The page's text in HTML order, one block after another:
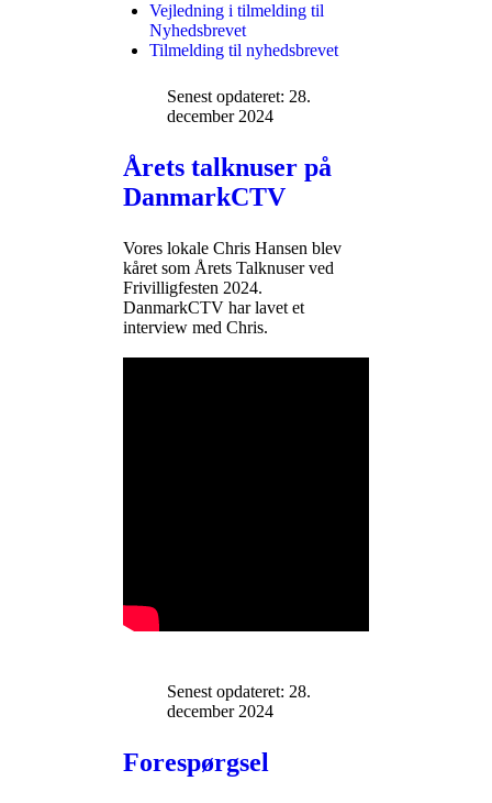
Vejledning i tilmelding til
Nyhedsbrevet
Tilmelding til nyhedsbrevet
Senest opdateret: 28.
december 2024
Årets talknuser på
DanmarkCTV
Vores lokale Chris Hansen blev
kåret som Årets Talknuser ved
Frivilligfesten 2024.
DanmarkCTV har lavet et
interview med Chris.
Senest opdateret: 28.
december 2024
Forespørgsel